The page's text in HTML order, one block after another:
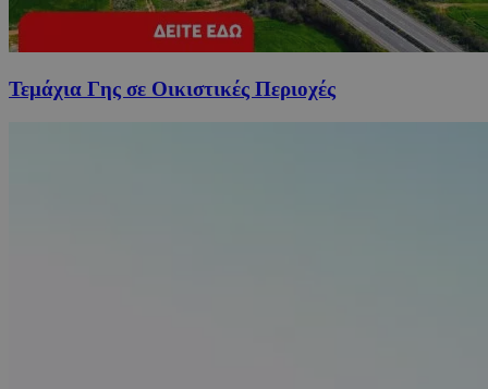
Τεμάχια Γης σε Οικιστικές Περιοχές